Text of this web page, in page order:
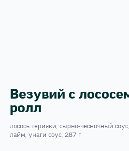
Везувий с
ролл
лосось терияки, сырно-чесночный
лайм, унаги соус, 287 г